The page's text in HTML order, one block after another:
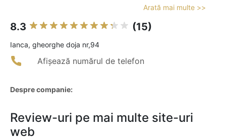
Arată mai multe >>
8.3 (15)
Ianca, gheorghe doja nr,94
Afișează numărul de telefon
Despre companie:
Review-uri pe mai multe site-uri
web